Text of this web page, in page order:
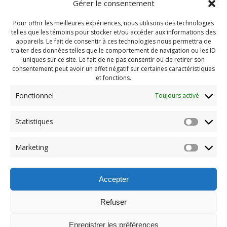
Gérer le consentement
Pour offrir les meilleures expériences, nous utilisons des technologies
telles que les témoins pour stocker et/ou accéder aux informations des
appareils. Le fait de consentir à ces technologies nous permettra de
traiter des données telles que le comportement de navigation ou les ID
uniques sur ce site. Le fait de ne pas consentir ou de retirer son
consentement peut avoir un effet négatif sur certaines caractéristiques
et fonctions.
Fonctionnel Toujours activé
Statistiques
Marketing
Accepter
Refuser
Enregistrer les préférences
Navigation
de
l'article
Previous:
post: